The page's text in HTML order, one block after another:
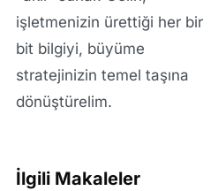
işletmenizin ürettiği her bir
bit bilgiyi, büyüme
stratejinizin temel taşına
dönüştürelim.
İlgili Makaleler